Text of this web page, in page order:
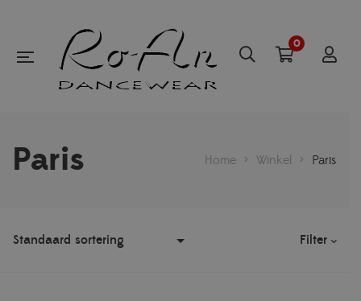
0
Paris Home > Winkel > Paris
Filter